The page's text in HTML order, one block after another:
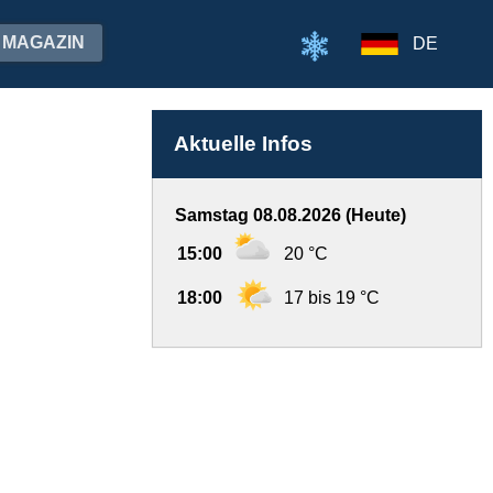
MAGAZIN DE
Aktuelle Infos
Samstag 08.08.2026 (Heute)
15:00 20 °C
18:00 17 bis 19 °C